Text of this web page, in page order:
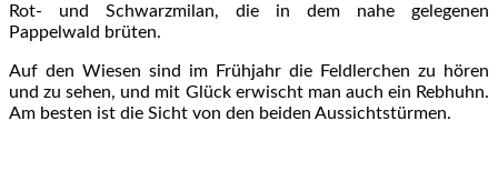
Rot- und Schwarzmilan, die in dem nahe gelegenen
Pappelwald brüten.
Auf den Wiesen sind im Frühjahr die Feldlerchen zu hören
und zu sehen, und mit Glück erwischt man auch ein Rebhuhn.
Am besten ist die Sicht von den beiden Aussichtstürmen.